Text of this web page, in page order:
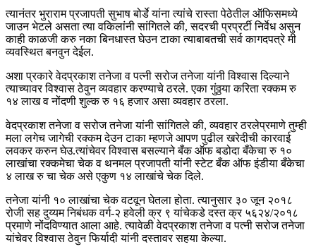
त्यानंतर भुराराम प्रजापती सुभाष बोर्डे यांना त्यांचे रास्ता पेठेतील ऑफिसमध्ये
जाउन भेटले असता त्या वकिलांनी सांगितले की, सदरची प्रप्रर्टी निर्वेध असुन
काही काळजी करु नका बिनधास्त घेउन टाका त्याबाबतची सर्व कागदपत्रे मी
व्यवस्थित बनवुन देईल.
अशा प्रकारे वेदप्रकाश तनेजा व पत्नी सरोज तनेजा यांनी विश्वास दिल्याने
त्याच्यावर विश्वास ठेवुन व्यवहार करण्याचे ठरले. एका गुंठ्ठया करिता रक्कम रु
१४ लाख व नोंदणी शुल्क रु १६ हजार असा व्यवहार ठरला.
वेदप्रकाश तनेजा व सरोज तनेजा यांनी सांगितले की, व्यवहार ठरलेप्रमाणे तुम्ही
मला लगेच जागेची रक्कम देउन टाका म्हणजे आपण पुढील खरेदीची कारवाई
लवकर करुन घेउ.त्यांचेवर विश्वास बसल्याने बँक ऑफ बडोदा बँकेचा रु १०
लाखांचा रक्कमेचा चेक व थनमल प्रजापती यांनी स्टेट बँक ऑफ इंडीया बँकेचा
४ लाख रु चा चेक असे एकुण १४ लाखांचे चेक दिले.
तनेजा यांनी १० लाखांचा चेक वटवून घेतला होता. त्यानुसार ३० जून २०१८
रोजी सह दुय्यम निबंधक वर्ग-२ हवेली क्र ९ यांचेकडे दस्त क्र ५६२४/२०१८
प्रमाणे नोंदविण्यात आला आहे. त्यावेळी वेदप्रकाश तनेजा व पत्नी सरोज तनेजा
यांचेवर विश्वास ठेवुन फिर्यादी यांनी दस्तावर सहया केल्या.